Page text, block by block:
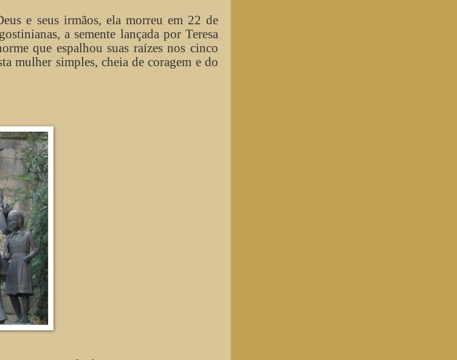
e seus irmãos, ela morreu em 22 de
a semente lançada por Teresa
que espalhou suas raízes nos cinco
mulher simples, cheia de coragem e do